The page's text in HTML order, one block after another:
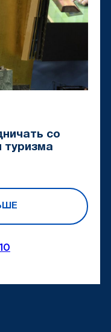
со
туризма
10